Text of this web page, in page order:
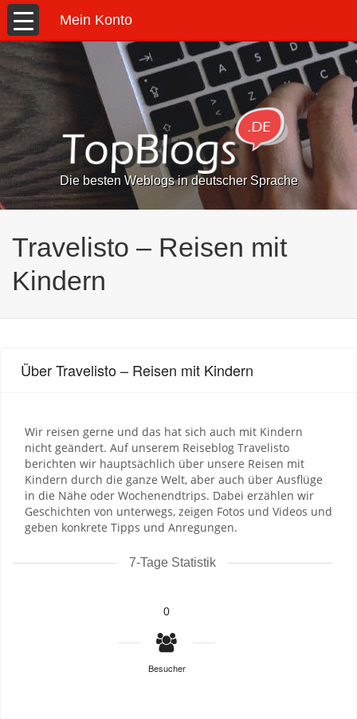
Mein Konto
Die besten Weblogs in deutscher Sprache
Travelisto – Reisen mit
Kindern
Über Travelisto – Reisen mit Kindern
Wir reisen gerne und das hat sich auch mit Kindern
nicht geändert. Auf unserem Reiseblog Travelisto
berichten wir hauptsächlich über unsere Reisen mit
Kindern durch die ganze Welt, aber auch über Ausflüge
in die Nähe oder Wochenendtrips. Dabei erzählen wir
Geschichten von unterwegs, zeigen Fotos und Videos und
geben konkrete Tipps und Anregungen.
7-Tage Statistik
0
Besucher